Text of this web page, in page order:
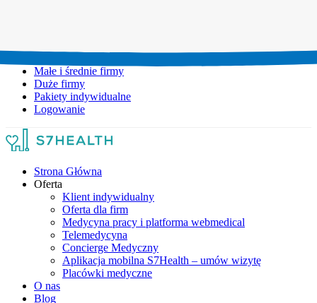
Małe i średnie firmy
Duże firmy
Pakiety indywidualne
Logowanie
Strona Główna
Oferta
Klient indywidualny
Oferta dla firm
Medycyna pracy i platforma webmedical
Telemedycyna
Concierge Medyczny
Aplikacja mobilna S7Health – umów wizytę
Placówki medyczne
O nas
Blog